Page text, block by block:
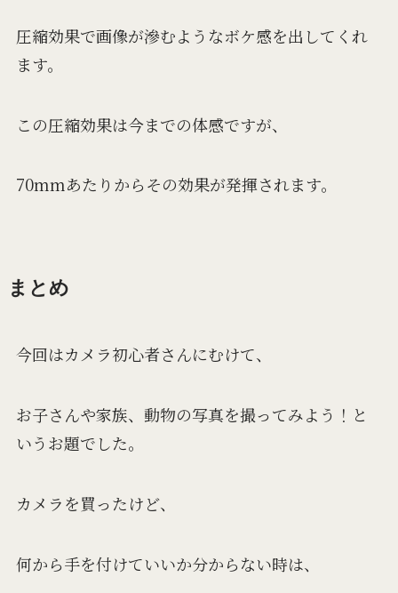
圧縮効果で画像が滲むようなボケ感を出してくれ
ます。
この圧縮効果は今までの体感ですが、
70mmあたりからその効果が発揮されます。
まとめ
今回はカメラ初心者さんにむけて、
お子さんや家族、動物の写真を撮ってみよう！と
いうお題でした。
カメラを買ったけど、
何から手を付けていいか分からない時は、